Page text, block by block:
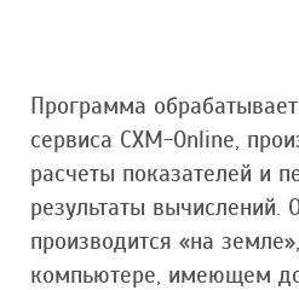
Программа
сервиса CXM-Online,
расчеты показателей и
результаты вычислений.
производится «на
компьютере, имеющем